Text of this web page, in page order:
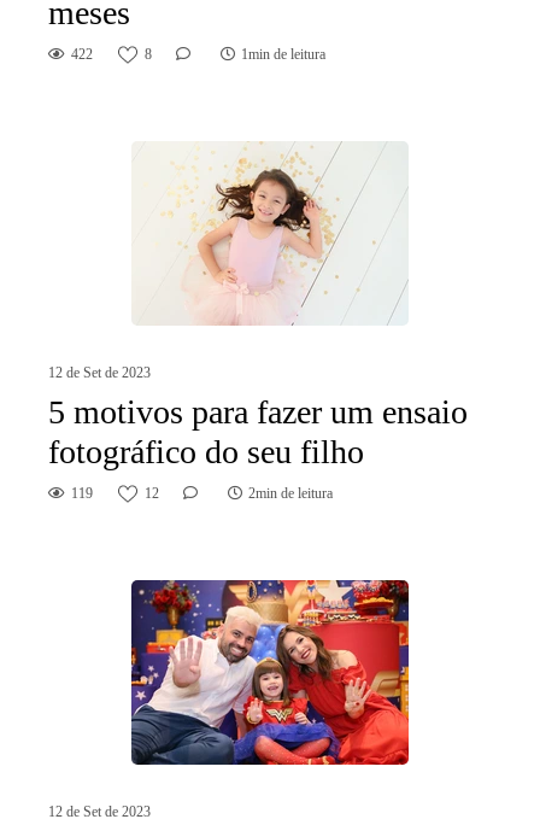
meses
422 8 1min de leitura
12 de Set de 2023
5 motivos para fazer um ensaio
fotográfico do seu filho
119 12 2min de leitura
12 de Set de 2023